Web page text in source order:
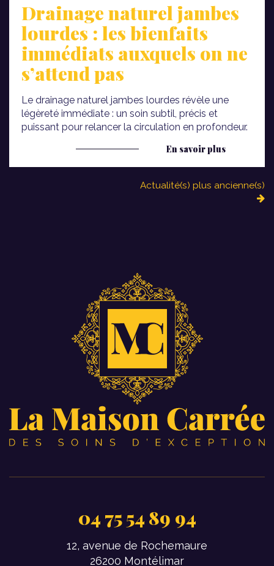
Drainage naturel jambes
lourdes : les bienfaits
immédiats auxquels on ne
s’attend pas
Le drainage naturel jambes lourdes révèle une
légèreté immédiate : un soin subtil, précis et
puissant pour relancer la circulation en profondeur.
En savoir plus
Actualité(s) plus ancienne(s)
04 75 54 89 94
12, avenue de Rochemaure
26200 Montélimar